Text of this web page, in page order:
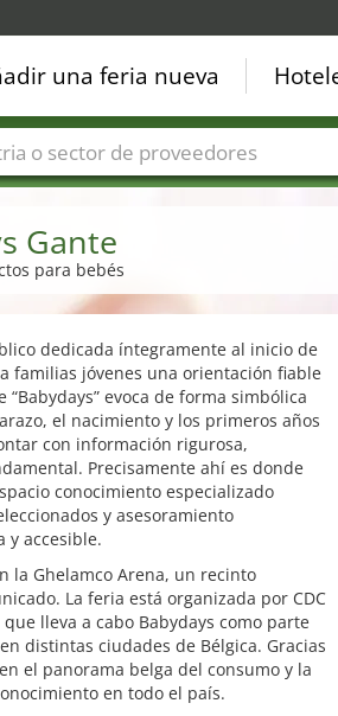
Gante
para bebés
dedicada íntegramente al inicio de
familias jóvenes una orientación fiable
evoca de forma simbólica
el nacimiento y los primeros años
con información rigurosa,
Precisamente ahí es donde
conocimiento especializado
y asesoramiento
y accesible.
la Ghelamco Arena, un recinto
La feria está organizada por CDC
lleva a cabo Babydays como parte
distintas ciudades de Bélgica. Gracias
el panorama belga del consumo y la
en todo el país.
una feria nueva
de ferias Sectores de proveedor de